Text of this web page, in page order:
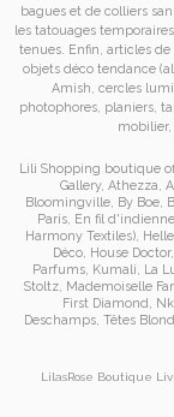
bagues et de colliers
les tatouages temporaires
tenues. Enfin, articles de
objets déco tendance
Amish , cercles
photophores, planiers,
mobilier,
Lili Shopping boutique
Gallery, Athezza
Bloomingville By Boe
Paris, En fil d'indienne
Harmony Textiles),
Déco, House Doctor,
Parfums, Kumali La
Stoltz, Mademoiselle
First Diamond
Deschamps, Têtes
LilasRose Boutique